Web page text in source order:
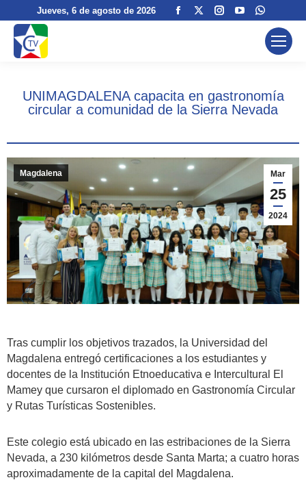
Jueves, 6 de agosto de 2026
Facebook
windowwindow
Instagram
window
YouTube
opens
window
page
opens
window
UNIMAGDALENA capacita en gastronomía
circular a comunidad de la Sierra Nevada
Mar
25
2024
Magdalena
Tras cumplir los objetivos trazados, la Universidad del
Magdalena entregó certificaciones a los estudiantes y
docentes de la Institución Etnoeducativa e Intercultural El
Mamey que cursaron el diplomado en Gastronomía Circular
y Rutas Turísticas Sostenibles.
Este colegio está ubicado en las estribaciones de la Sierra
Nevada, a 230 kilómetros desde Santa Marta; a cuatro horas
aproximadamente de la capital del Magdalena.